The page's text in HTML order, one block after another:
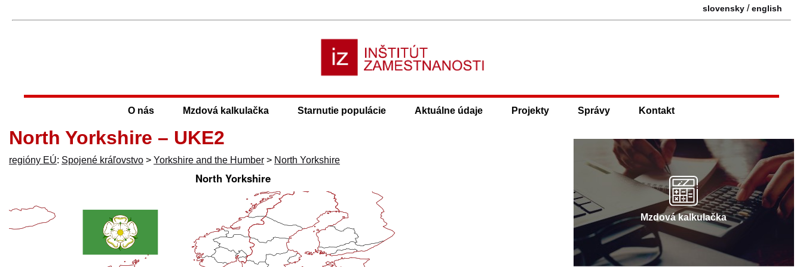
slovensky /english
O nás Mzdová kalkulačka Starnutie populácie Aktuálne údaje Projekty Správy Kontakt
North Yorkshire – UKE2
regióny EÚ: Spojené kráľovstvo > Yorkshire and the Humber > North Yorkshire
Mzdová kalkulačka